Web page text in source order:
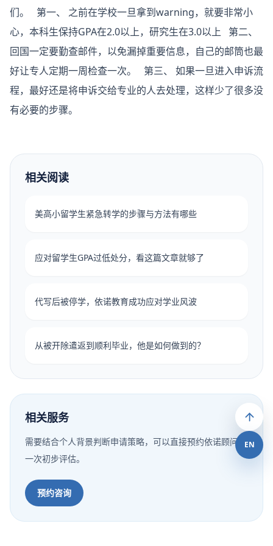
们。
第一、 之前在学校一旦拿到warning，就要非常小
心，本科生保持GPA在2.0以上，研究生在3.0以上
第二、
回国一定要勤查邮件，以免漏掉重要信息，自己的邮筒也最
好让专人定期一周检查一次。
第三、 如果一旦进入申诉流
程，最好还是将申诉交给专业的人去处理，这样少了很多没
有必要的步骤。
相关阅读
美高小留学生紧急转学的步骤与方法有哪些
应对留学生GPA过低处分，看这篇文章就够了
代写后被停学，依诺教育成功应对学业风波
从被开除遣返到顺利毕业，他是如何做到的？
相关服务
需要结合个人背景判断申请策略，可以直接预约依诺顾问做
一次初步评估。
预约咨询
EN